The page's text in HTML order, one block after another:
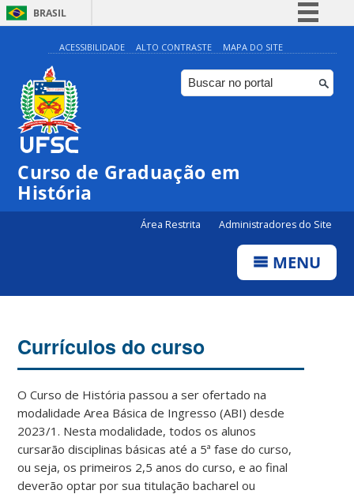
BRASIL
Simplifique!
Comunica BR
Participe
Canais
ACESSIBILIDADE ALTO CONTRASTE MAPA DO SITE
Curso de Graduação em
História
Área Restrita Administradores do Site
MENU
Currículos do curso
O Curso de História passou a ser ofertado na
modalidade Area Básica de Ingresso (ABI) desde
2023/1. Nesta modalidade, todos os alunos
cursarão disciplinas básicas até a 5ª fase do curso,
ou seja, os primeiros 2,5 anos do curso, e ao final
deverão optar por sua titulação bacharel ou